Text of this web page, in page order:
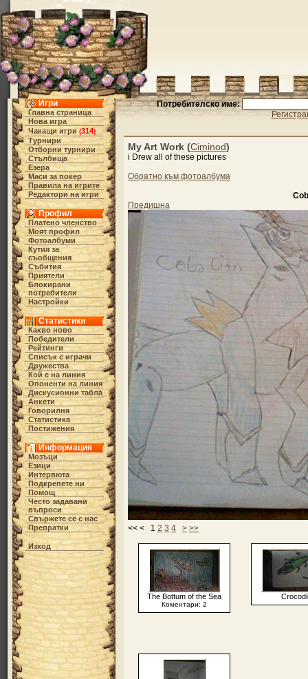
Игри
Главна страница
Нова игра
Чакащи игри (314)
Турнири
Отборни турнири
Стълбища
Езера
Маси за покер
Правила на игрите
Редактори на игри
Профил
Платено членство
Моят профил
Фотоалбуми
Кутия за
съобщения
Събития
Приятели
Блокирани
потребители
Настройки
Статистики
Какво ново
Победители
Рейтинги
Списък с играчи
Дружества
Кой е на линия
Опоненти на линия
Дискусионни табла́
Анкети
Говорилня
Статистика
Постижения
Информация
Мозъци
Езици
Интервюта
Подкрепете ни
Помощ
Често задавани
въпроси
Свържете се с нас
Препратки
Изход
Потребителско име:
My Art Work (Ciminod)
i Drew all of these pictures
Обратно към фотоалбума
Предишна
<< < 1 2 3 4 > >>
The Bottum of the Sea
Коментари: 2